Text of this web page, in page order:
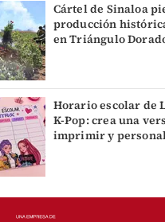
Cártel de Sinaloa
producción
en Triángulo
Horario escolar de
K-Pop: crea una
imprimir y